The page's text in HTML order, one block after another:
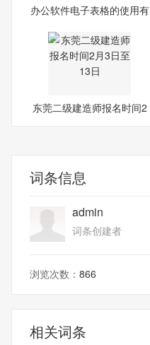
办公软件电子表格的使用有
东莞二级建造师报名时间2
词条信息
admin
词条创建者
浏览次数： 866
相关词条